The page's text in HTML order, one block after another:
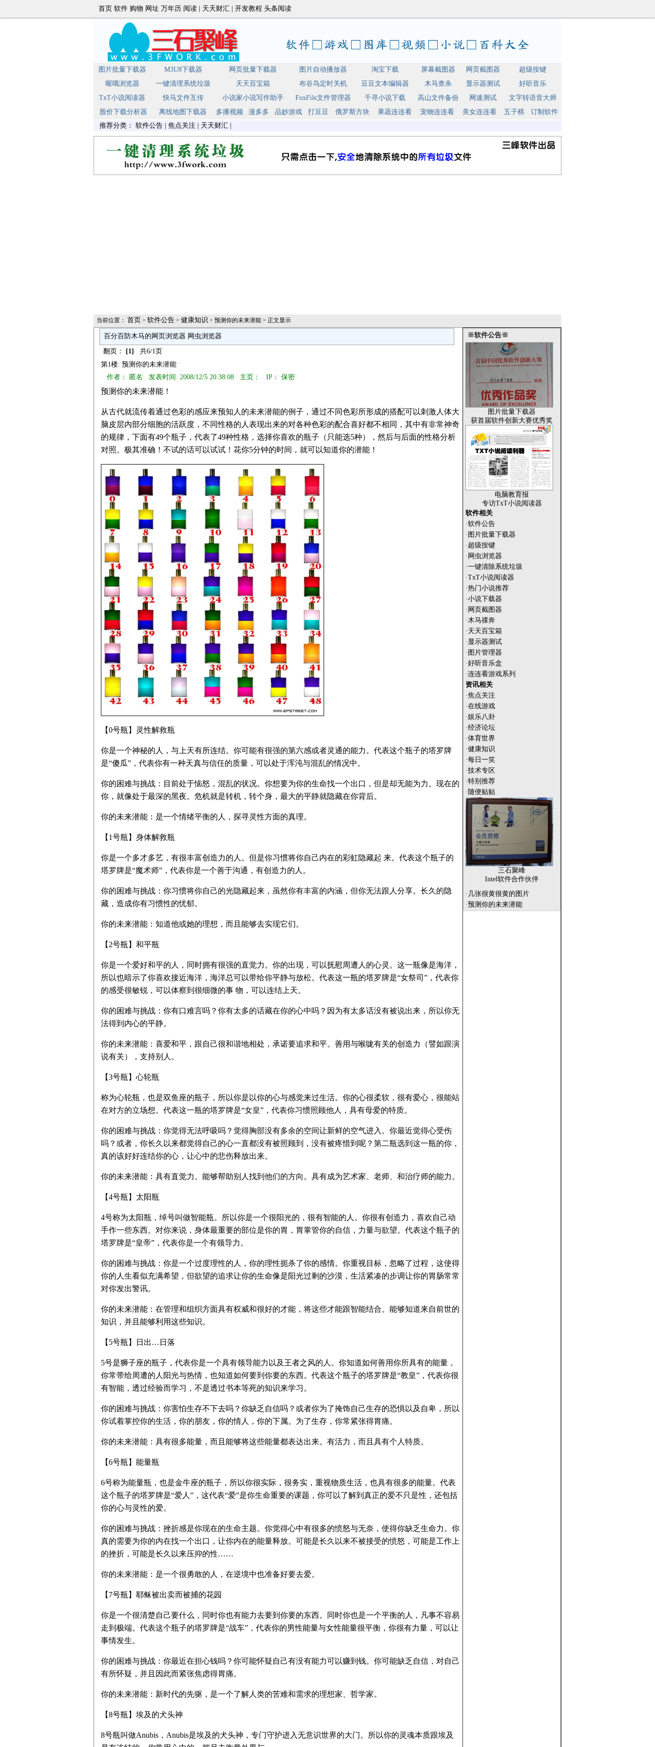
首页 软件 购物 网址 万年历 阅读 天天财汇 开发教程 头条阅读
图片批量下载器 M3U8下载器 网页批量下载器 图片自动播放器 淘宝下载 屏幕截图器 网页截图器
超级按键
喔哦浏览器
一键清理系统垃圾 天天百宝箱 布谷鸟定时关机 豆豆文本编辑器 木马查杀 显示器测试
好听音乐
TxT小说阅读器
快马文件互传 小说家小说写作助手 FoxFile文件管理器 千寻小说下载 高山文件备份 网速测试
文字转语音大师
股价下载分析器
离线地图下载器 多播视频 漫多多 品妙游戏 打豆豆 俄罗斯方块 果蔬连连看 宠物连连看 美女连连看 五子棋
订制软件
推荐分类： 软件公告 焦点关注 天天财汇
当前位置： 首页 > 软件公告 > 健康知识 > 预测你的未来潜能 > 正文显示
百分百防木马的网页浏览器 网虫浏览器
翻页： [1]
共6/1页
第1楼: 预测你的未来潜能
作者： 匿名 发表时间: 2008/12/5 20:38:08 主页：
IP： 保密
预测你的未来潜能！
从古代就流传着通过色彩的感应来预知人的未来潜能的例子，通过不同色彩所形成的搭配可以刺激人体大
脑皮层内部分细胞的活跃度，不同性格的人表现出来的对各种色彩的配合喜好都不相同，其中有非常神奇
的规律，下面有49个瓶子，代表了49种性格，选择你喜欢的瓶子（只能选5种），然后与后面的性格分析
对照。极其准确！不试的话可以试试！花你5分钟的时间，就可以知道你的潜能！
【0号瓶】灵性解救瓶
你是一个神秘的人，与上天有所连结。你可能有很强的第六感或者灵通的能力。代表这个瓶子的塔罗牌
是“傻瓜”，代表你有一种天真与信任的质量，可以处于浑沌与混乱的情况中。
你的困难与挑战：目前处于恼怒，混乱的状况。你想要为你的生命找一个出口，但是却无能为力。现在的
你，就像处于最深的黑夜。危机就是转机，转个身，最大的平静就隐藏在你背后。
你的未来潜能：是一个情绪平衡的人，探寻灵性方面的真理。
【1号瓶】身体解救瓶
你是一个多才多艺，有很丰富创造力的人。但是你习惯将你自己内在的彩虹隐藏起 来。代表这个瓶子的
塔罗牌是“魔术师”，代表你是一个善于沟通，有创造力的人。
你的困难与挑战：你习惯将你自己的光隐藏起来，虽然你有丰富的内涵，但你无法跟人分享。长久的隐
藏，造成你有习惯性的忧郁。
你的未来潜能：知道他或她的理想，而且能够去实现它们。
【2号瓶】和平瓶
你是一个爱好和平的人，同时拥有很强的直觉力。你的出现，可以抚慰周遭人的心灵。这一瓶像是海洋，
所以也暗示了你喜欢接近海洋，海洋总可以带给你平静与放松。代表这一瓶的塔罗牌是“女祭司”，代表你
的感受很敏锐，可以体察到很细微的事 物，可以连结上天。
你的困难与挑战：你有口难言吗？你有太多的话藏在你的心中吗？因为有太多话没有被说出来，所以你无
法得到内心的平静。
你的未来潜能：喜爱和平，跟自己很和谐地相处，承诺要追求和平。善用与喉咙有关的创造力（譬如跟演
说有关），支持别人。
【3号瓶】心轮瓶
称为心轮瓶，也是双鱼座的瓶子，所以你是以你的心与感觉来过生活。你的心很柔软，很有爱心，很能站
在对方的立场想。代表这一瓶的塔罗牌是“女皇”，代表你习惯照顾他人，具有母爱的特质。
你的困难与挑战：你觉得无法呼吸吗？觉得胸部没有多余的空间让新鲜的空气进入。你最近觉得心受伤
吗？或者，你长久以来都觉得自己的心一直都没有被照顾到，没有被疼惜到呢？第二瓶选到这一瓶的你，
真的该好好连结你的心，让心中的悲伤释放出来。
你的未来潜能：具有直觉力。能够帮助别人找到他们的方向。具有成为艺术家、老师、和治疗师的能力。
【4号瓶】太阳瓶
4号称为太阳瓶，绰号叫做智能瓶。所以你是一个很阳光的，很有智能的人。你很有创造力，喜欢自己动
手作一些东西。对你来说，身体最重要的部位是你的胃，胃掌管你的自信，力量与欲望。代表这个瓶子的
塔罗牌是“皇帝”，代表你是一个有领导力。
你的困难与挑战：你是一个过度理性的人，你的理性扼杀了你的感情。你重视目标，忽略了过程，这使得
你的人生看似充满希望，但欲望的追求让你的生命像是阳光过剩的沙漠，生活紧凑的步调让你的胃肠常常
对你发出警讯。
你的未来潜能：在管理和组织方面具有权威和很好的才能，将这些才能跟智能结合。能够知道来自前世的
知识，并且能够利用这些知识。
【5号瓶】日出…日落
5号是狮子座的瓶子，代表你是一个具有领导能力以及王者之风的人。你知道如何善用你所具有的能量，
你常带给周遭的人阳光与热情，也知道如何要到你要的东西。代表这个瓶子的塔罗牌是“教皇”，代表你很
有智能，透过经验而学习，不是透过书本等死的知识来学习。
你的困难与挑战：你害怕生存不下去吗？你缺乏自信吗？或者你为了掩饰自己生存的恐惧以及自卑，所以
你试着掌控你的生活，你的朋友，你的情人，你的下属。为了生存，你常紧张得胃痛。
你的未来潜能：具有很多能量，而且能够将这些能量都表达出来。有活力，而且具有个人特质。
【6号瓶】能量瓶
6号称为能量瓶，也是金牛座的瓶子，所以你很实际，很务实，重视物质生活，也具有很多的能量。代表
这个瓶子的塔罗牌是“爱人”，这代表“爱”是你生命重要的课题，你可以了解到真正的爱不只是性，还包括
你的心与灵性的爱。
你的困难与挑战：挫折感是你现在的生命主题。你觉得心中有很多的愤怒与无奈，使得你缺乏生命力。你
真的需要为你的内在找一个出口，让你内在的能量释放。可能是长久以来不被接受的愤怒，可能是工作上
的挫折，可能是长久以来压抑的性……
你的未来潜能：是一个很勇敢的人，在逆境中也准备好要去爱。
【7号瓶】耶稣被出卖而被捕的花园
你是一个很清楚自己要什么，同时你也有能力去要到你要的东西。同时你也是一个平衡的人，凡事不容易
走到极端。代表这个瓶子的塔罗牌是“战车”，代表你的男性能量与女性能量很平衡，你很有力量，可以让
事情发生。
你的困难与挑战：你最近在担心钱吗？你可能怀疑自己有没有能力可以赚到钱。你可能缺乏自信，对自己
有所怀疑，并且因此而紧张焦虑得胃痛。
你的未来潜能：新时代的先驱，是一个了解人类的苦难和需求的理想家、哲学家。
【8号瓶】埃及的犬头神
8号瓶叫做Anubis，Anubis是埃及的犬头神，专门守护进入无意识世界的大门。所以你的灵魂本质跟埃及
※软件公告※
图片批量下载器
获首届软件创新大赛优秀奖
电脑教育报
专访TxT小说阅读器
软件相关
·软件公告
·图片批量下载器
·超级按键
·网虫浏览器
·一键清除系统垃圾
·TxT小说阅读器
·热门小说推荐
·小说下载器
·网页截图器
·木马祼奔
·天天百宝箱
·显示器测试
·图片管理器
·好听音乐盒
·连连看游戏系列
资讯相关
·焦点关注
·在线游戏
·娱乐八卦
·经济论坛
·体育世界
·健康知识
·每日一笑
·技术专区
·特别推荐
·随便贴贴
三石聚峰
Intel软件合作伙伴
· 几张很黄很黄的图片
·预测你的未来潜能